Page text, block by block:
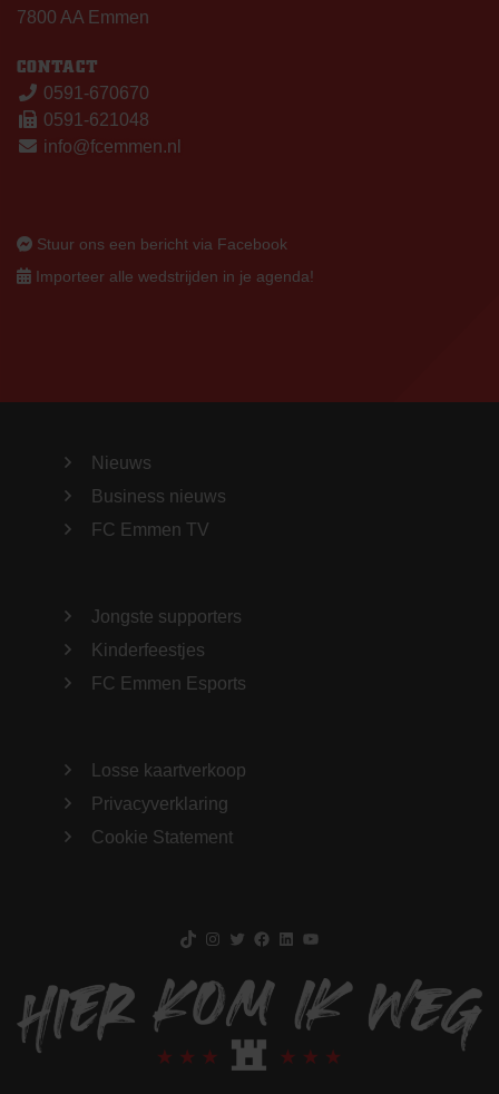
7800 AA Emmen
CONTACT
0591-670670
0591-621048
info@fcemmen.nl
Stuur ons een bericht via Facebook
Importeer alle wedstrijden in je agenda!
Nieuws
Business nieuws
FC Emmen TV
Jongste supporters
Kinderfeestjes
FC Emmen Esports
Losse kaartverkoop
Privacyverklaring
Cookie Statement